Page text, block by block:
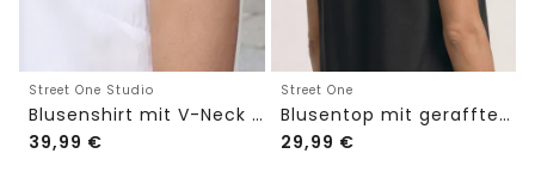
Street One Studio
Blusenshirt mit V-Neck und Spitze
39,99 €
Street One
Blusentop mit gerafftem Rundhals
29,99 €